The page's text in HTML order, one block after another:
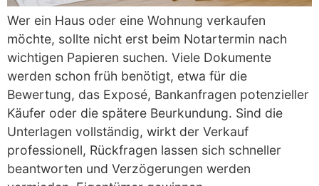
Wer ein Haus oder eine Wohnung verkaufen
möchte, sollte nicht erst beim Notartermin nach
wichtigen Papieren suchen. Viele Dokumente
werden schon früh benötigt, etwa für die
Bewertung, das Exposé, Bankanfragen potenzieller
Käufer oder die spätere Beurkundung. Sind die
Unterlagen vollständig, wirkt der Verkauf
professionell, Rückfragen lassen sich schneller
beantworten und Verzögerungen werden